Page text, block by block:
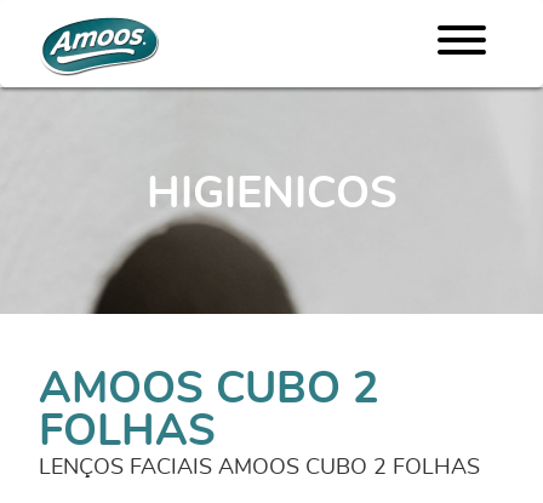
HIGIENICOS
AMOOS CUBO 2
FOLHAS
LENÇOS FACIAIS AMOOS CUBO 2 FOLHAS